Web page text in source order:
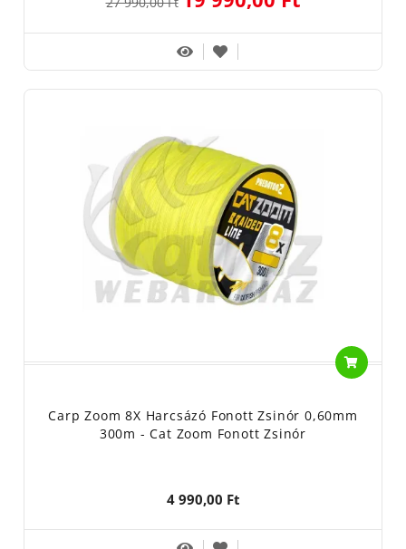
Carp Zoom 8X Harcsázó Fonott Zsinór 0,60mm
300m - Cat Zoom Fonott Zsinór
4 990,00 Ft